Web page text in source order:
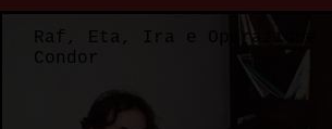
Operazione